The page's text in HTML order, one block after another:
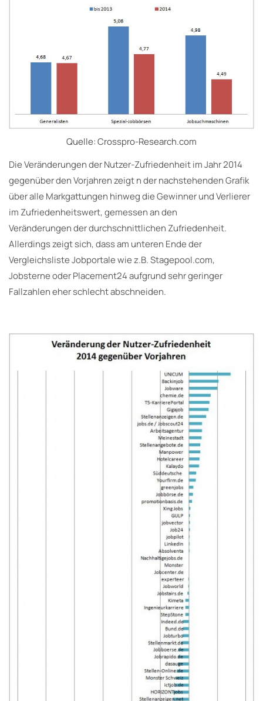
Quelle: Crosspro-Research.com
Die Veränderungen der Nutzer-Zufriedenheit im Jahr 2014
gegenüber den Vorjahren zeigt n der nachstehenden Grafik
über alle Markgattungen hinweg die Gewinner und Verlierer
im Zufriedenheitswert, gemessen an den
Veränderungen der durchschnittlichen Zufriedenheit.
Allerdings zeigt sich, dass am unteren Ende der
Vergleichsliste Jobportale wie z.B. Stagepool.com,
Jobsterne oder Placement24 aufgrund sehr geringer
Fallzahlen eher schlecht abschneiden.